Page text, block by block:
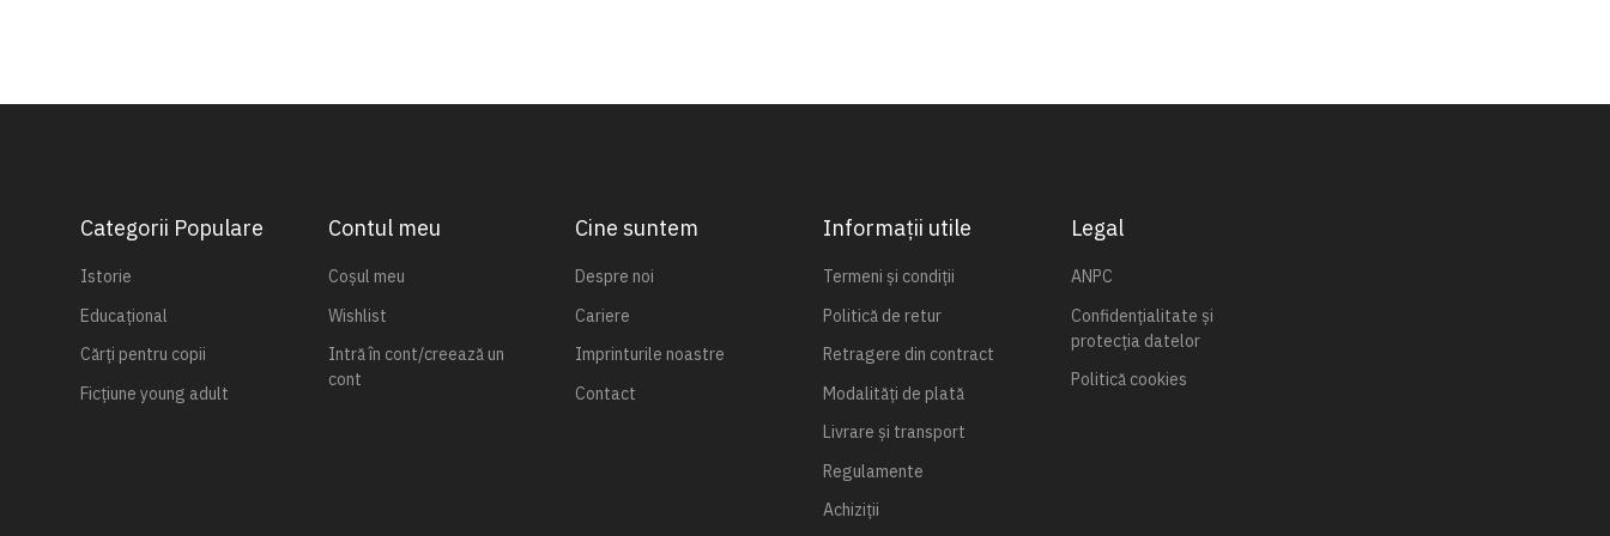
Categorii Populare
Istorie
Educațional
Cărți pentru copii
Ficțiune young adult
Contul meu
Coșul meu
Wishlist
Intră în cont/creează un
cont
Cine suntem
Despre noi
Cariere
Imprinturile noastre
Contact
Informații utile
Termeni și condiții
Politică de retur
Retragere din contract
Modalități de plată
Livrare și transport
Regulamente
Achiziții
Legal
ANPC
Confidențialitate și
protecția datelor
Politică cookies